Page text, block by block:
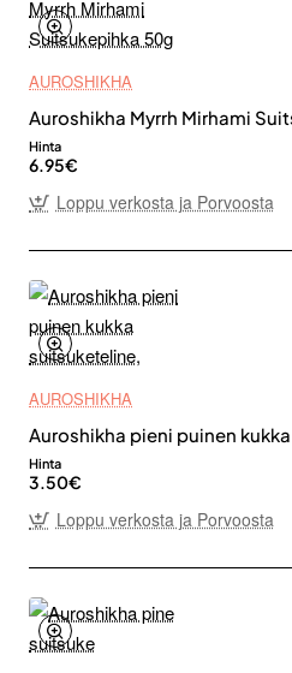
AUROSHIKHA
Auroshikha Myrrh Mirhami
Hinta
6.95€
Loppu verkosta ja Porvoosta
AUROSHIKHA
Auroshikha pieni puinen
Hinta
3.50€
Loppu verkosta ja Porvoosta